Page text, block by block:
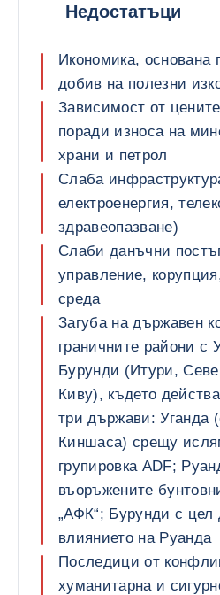
Недостатъци
Икономика, основана
добив на полезни
Зависимост от
поради износа на
храни и петрол
Слаба
електроенергия,
здравеопазване)
Слаби данъчни
управление,
среда
Загуба на държавен
граничните райони с
Бурунди (Итури,
Киву), където
три държави: Уганда
Киншаса) срещу
групировка ADF;
въоръжените
„АФК“; Бурунди с цел
влиянието на Руанда
Последици от
хуманитарна и